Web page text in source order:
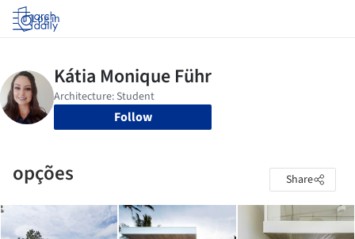
Log in
Follow
opções Share